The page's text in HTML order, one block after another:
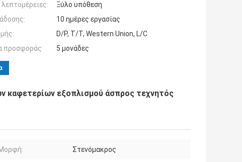
Ξύλο υπόθεση
10 ημέρες εργασίας
D/P, T/T, Western Union, L/C
προσφοράς:
5 μονάδες
καφετερίων εξοπλισμού άσπρος τεχνητός
Στενόμακρος